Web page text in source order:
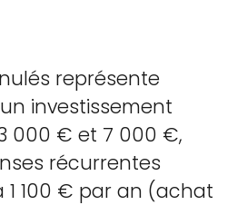
représente
investissement
000 € et 7 000 €,
récurrentes
1 100 € par an (achat